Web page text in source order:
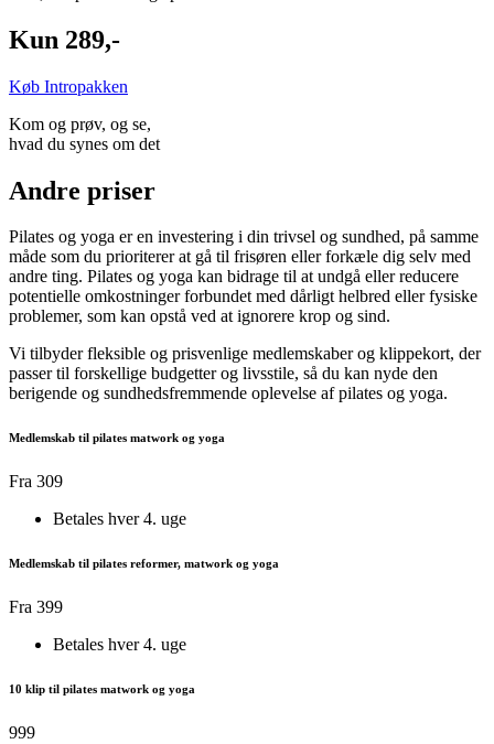
Kun 289,-
Køb Intropakken
Kom og prøv, og se,
hvad du synes om det
Andre priser
Pilates og yoga er en investering i din trivsel og sundhed, på samme
måde som du prioriterer at gå til frisøren eller forkæle dig selv med
andre ting. Pilates og yoga kan bidrage til at undgå eller reducere
potentielle omkostninger forbundet med dårligt helbred eller fysiske
problemer, som kan opstå ved at ignorere krop og sind.
Vi tilbyder fleksible og prisvenlige medlemskaber og klippekort, der
passer til forskellige budgetter og livsstile, så du kan nyde den
berigende og sundhedsfremmende oplevelse af pilates og yoga.
Medlemskab til pilates matwork og yoga
Fra 309
Betales hver 4. uge
Medlemskab til pilates reformer, matwork og yoga
Fra 399
Betales hver 4. uge
10 klip til pilates matwork og yoga
999